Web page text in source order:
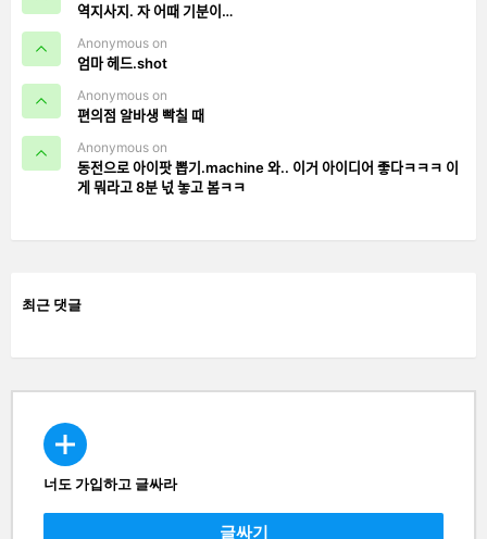
역지사지. 자 어때 기분이…
Anonymous on
엄마 헤드.shot
Anonymous on
편의점 알바생 빡칠 때
Anonymous on
동전으로 아이팟 뽑기.machine 와.. 이거 아이디어 좋다ㅋㅋㅋ 이
게 뭐라고 8분 넋 놓고 봄ㅋㅋ
최근 댓글
CREATE
너도 가입하고 글싸라
글싸기